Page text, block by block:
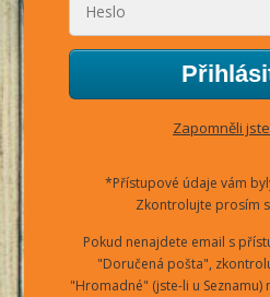
Zapomněli
*Přístupové údaje vám
Zkontrolujte prosím
Pokud nenajdete email s
"Doručená pošta",
"Hromadné" (jste-li u